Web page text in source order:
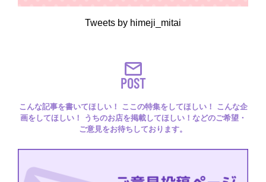
Tweets by himeji_mitai
POST
こんな記事を書いてほしい！ ここの特集をしてほしい！ こんな企
画をしてほしい！ うちのお店を掲載してほしい！などのご希望・
ご意見をお待ちしております。